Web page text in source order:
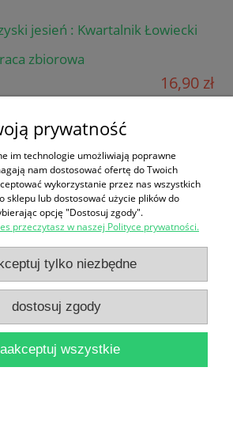
jesień : Kwartalnik Łowiecki
zbiorowa
16,90 zł
zima 2005/2006 : Kwartalnik
zbiorowa
do koszyka
prywatność
im technologie umożliwiają poprawne
nam dostosować ofertę do Twoich
wykorzystanie przez nas wszystkich
sklepu lub dostosować użycie plików do
opcję "Dostosuj zgody".
przeczytasz w naszej Polityce prywatności.
tylko niezbędne
dostosuj zgody
wszystkie